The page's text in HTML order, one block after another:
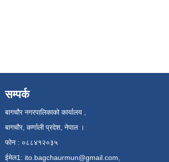
सम्पर्क
बागचौर नगरपालिकाको कार्यालय ,
बागचौर, कर्णाली प्रदेश, नेपाल ।
फोन : ०८८४१२०३५
ईमेल1: ito.bagchaurmun@gmail.com